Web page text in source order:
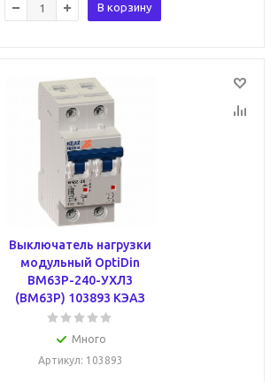
В корзину
Выключатель нагрузки
модульный OptiDin
BM63P-240-УХЛ3
(ВМ63Р) 103893 КЭАЗ
Много
Артикул: 103893